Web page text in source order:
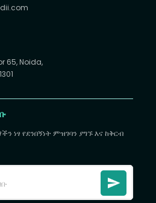
65, Noida,
ነፃ የደንበኝነት ምዝገባን ያግኙ እና ከቅርብ